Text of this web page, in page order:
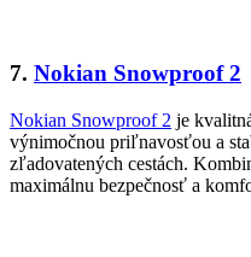
7. Nokian Snowproof 2
Nokian Snowproof 2 je
výnimočnou priľnavosťou a
zľadovatených cestách.
maximálnu bezpečnosť a